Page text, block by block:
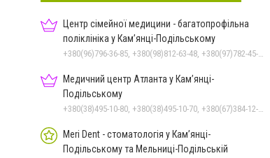
Центр сімейної медицини - багатопрофільна
поліклініка у Кам’янці-Подільському
+380(96)796-36-85, +380(98)812-63-48, +380(97)782-45-70
Медичний центр Атланта у Кам’янці-
Подільському
+380(38)495-10-80, +380(38)495-10-70, +380(67)384-12-07
Meri Dent - стоматологія у Кам’янці-
Подільському та Мельниці-Подільській